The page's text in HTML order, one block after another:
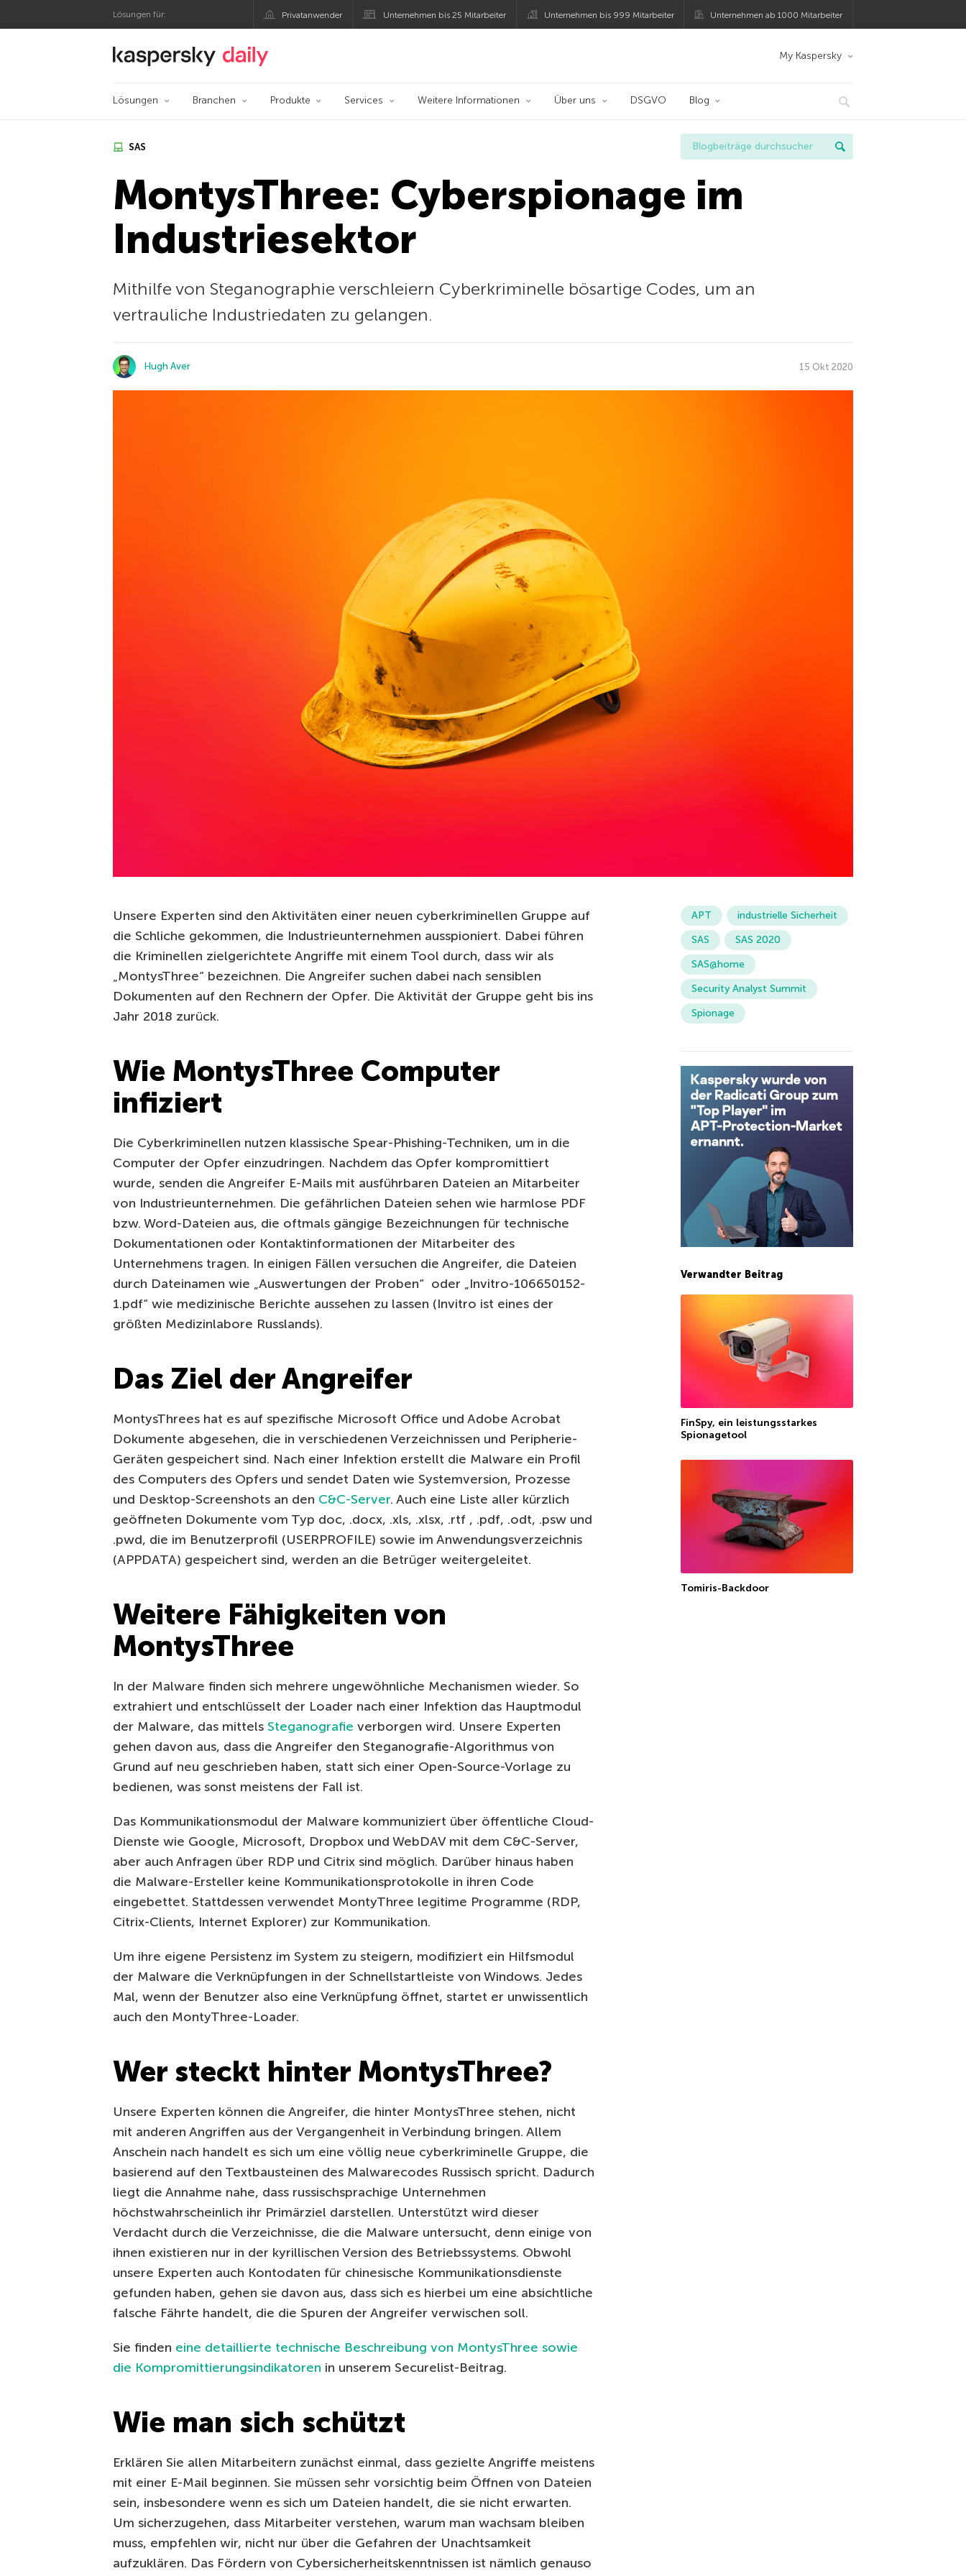
Lösungen für: Privatanwender Unternehmen bis 25 Mitarbeiter Unternehmen bis 999 Mitarbeiter Unternehmen ab 1000 Mitarbeiter
Offizieller Blog von Kaspersky My Kaspersky
Lösungen Branchen Produkte Services Weitere Informationen Über uns DSGVO Blog
SAS
MontysThree: Cyberspionage im
Industriesektor
Mithilfe von Steganographie verschleiern Cyberkriminelle bösartige Codes, um an
vertrauliche Industriedaten zu gelangen.
Hugh Aver 15 Okt 2020
Unsere Experten sind den Aktivitäten einer neuen cyberkriminellen Gruppe auf
die Schliche gekommen, die Industrieunternehmen ausspioniert. Dabei führen
die Kriminellen zielgerichtete Angriffe mit einem Tool durch, dass wir als
„MontysThree“ bezeichnen. Die Angreifer suchen dabei nach sensiblen
Dokumenten auf den Rechnern der Opfer. Die Aktivität der Gruppe geht bis ins
Jahr 2018 zurück.
Wie MontysThree Computer
infiziert
Die Cyberkriminellen nutzen klassische Spear-Phishing-Techniken, um in die
Computer der Opfer einzudringen. Nachdem das Opfer kompromittiert
wurde, senden die Angreifer E-Mails mit ausführbaren Dateien an Mitarbeiter
von Industrieunternehmen. Die gefährlichen Dateien sehen wie harmlose PDF
bzw. Word-Dateien aus, die oftmals gängige Bezeichnungen für technische
Dokumentationen oder Kontaktinformationen der Mitarbeiter des
Unternehmens tragen. In einigen Fällen versuchen die Angreifer, die Dateien
durch Dateinamen wie „Auswertungen der Proben“ oder „Invitro-106650152-
1.pdf“ wie medizinische Berichte aussehen zu lassen (Invitro ist eines der
größten Medizinlabore Russlands).
Das Ziel der Angreifer
MontysThrees hat es auf spezifische Microsoft Office und Adobe Acrobat
Dokumente abgesehen, die in verschiedenen Verzeichnissen und Peripherie-
Geräten gespeichert sind. Nach einer Infektion erstellt die Malware ein Profil
des Computers des Opfers und sendet Daten wie Systemversion, Prozesse
und Desktop-Screenshots an den C&C-Server. Auch eine Liste aller kürzlich
geöffneten Dokumente vom Typ doc, .docx, .xls, .xlsx, .rtf , .pdf, .odt, .psw und
.pwd, die im Benutzerprofil (USERPROFILE) sowie im Anwendungsverzeichnis
(APPDATA) gespeichert sind, werden an die Betrüger weitergeleitet.
Weitere Fähigkeiten von
MontysThree
In der Malware finden sich mehrere ungewöhnliche Mechanismen wieder. So
extrahiert und entschlüsselt der Loader nach einer Infektion das Hauptmodul
der Malware, das mittels Steganografie verborgen wird. Unsere Experten
gehen davon aus, dass die Angreifer den Steganografie-Algorithmus von
Grund auf neu geschrieben haben, statt sich einer Open-Source-Vorlage zu
bedienen, was sonst meistens der Fall ist.
Das Kommunikationsmodul der Malware kommuniziert über öffentliche Cloud-
Dienste wie Google, Microsoft, Dropbox und WebDAV mit dem C&C-Server,
aber auch Anfragen über RDP und Citrix sind möglich. Darüber hinaus haben
die Malware-Ersteller keine Kommunikationsprotokolle in ihren Code
eingebettet. Stattdessen verwendet MontyThree legitime Programme (RDP,
Citrix-Clients, Internet Explorer) zur Kommunikation.
Um ihre eigene Persistenz im System zu steigern, modifiziert ein Hilfsmodul
der Malware die Verknüpfungen in der Schnellstartleiste von Windows. Jedes
Mal, wenn der Benutzer also eine Verknüpfung öffnet, startet er unwissentlich
auch den MontyThree-Loader.
Wer steckt hinter MontysThree?
Unsere Experten können die Angreifer, die hinter MontysThree stehen, nicht
mit anderen Angriffen aus der Vergangenheit in Verbindung bringen. Allem
Anschein nach handelt es sich um eine völlig neue cyberkriminelle Gruppe, die
basierend auf den Textbausteinen des Malwarecodes Russisch spricht. Dadurch
liegt die Annahme nahe, dass russischsprachige Unternehmen
höchstwahrscheinlich ihr Primärziel darstellen. Unterstützt wird dieser
Verdacht durch die Verzeichnisse, die die Malware untersucht, denn einige von
ihnen existieren nur in der kyrillischen Version des Betriebssystems. Obwohl
unsere Experten auch Kontodaten für chinesische Kommunikationsdienste
gefunden haben, gehen sie davon aus, dass sich es hierbei um eine absichtliche
falsche Fährte handelt, die die Spuren der Angreifer verwischen soll.
Sie finden eine detaillierte technische Beschreibung von MontysThree sowie
die Kompromittierungsindikatoren in unserem Securelist-Beitrag.
Wie man sich schützt
Erklären Sie allen Mitarbeitern zunächst einmal, dass gezielte Angriffe meistens
mit einer E-Mail beginnen. Sie müssen sehr vorsichtig beim Öffnen von Dateien
sein, insbesondere wenn es sich um Dateien handelt, die sie nicht erwarten.
Um sicherzugehen, dass Mitarbeiter verstehen, warum man wachsam bleiben
muss, empfehlen wir, nicht nur über die Gefahren der Unachtsamkeit
aufzuklären. Das Fördern von Cybersicherheitskenntnissen ist nämlich genauso
APT
industrielle Sicherheit
SAS
SAS 2020
SAS@home
Security Analyst Summit
Spionage
Verwandter Beitrag
FinSpy, ein leistungsstarkes
Spionagetool
Tomiris-Backdoor